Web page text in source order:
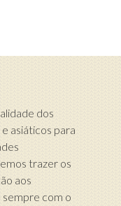
dos
asiáticos para
trazer os
aos
sempre com o